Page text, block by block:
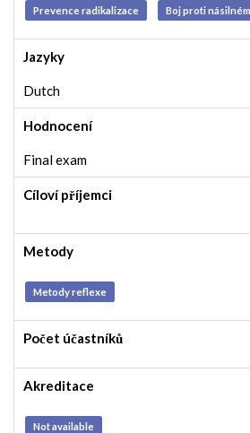
Prevence radikalizace Boj proti
Jazyky
Dutch
Hodnocení
Final exam
Cíloví příjemci
Metody
Metody reflexe
Počet účastníků
Akreditace
Not available